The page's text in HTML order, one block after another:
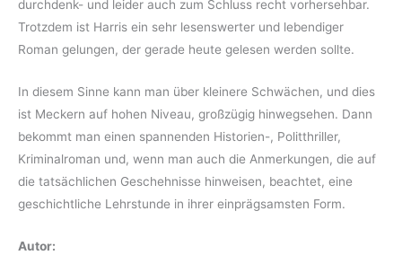
durchdenk- und leider auch zum Schluss recht vorhersehbar.
Trotzdem ist Harris ein sehr lesenswerter und lebendiger
Roman gelungen, der gerade heute gelesen werden sollte.
In diesem Sinne kann man über kleinere Schwächen, und dies
ist Meckern auf hohen Niveau, großzügig hinwegsehen. Dann
bekommt man einen spannenden Historien-, Politthriller,
Kriminalroman und, wenn man auch die Anmerkungen, die auf
die tatsächlichen Geschehnisse hinweisen, beachtet, eine
geschichtliche Lehrstunde in ihrer einprägsamsten Form.
Autor: